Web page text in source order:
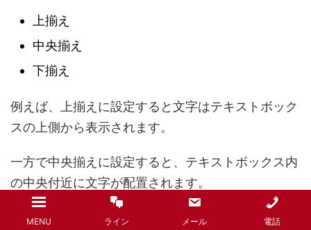
上揃え
中央揃え
下揃え
例えば、上揃えに設定すると文字はテキストボック
スの上側から表示されます。
一方で中央揃えに設定すると、テキストボックス内
の中央付近に文字が配置されます。
また、下揃えでは文字が下側に配置されます。
MENU ライン メール 電話